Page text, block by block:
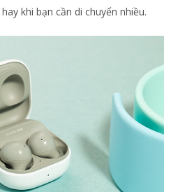
khi bạn cần di chuyển nhiều.